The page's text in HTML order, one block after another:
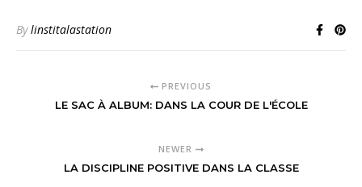
Bylinstitalastation
PREVIOUS
LE SAC À ALBUM: DANS LA COUR DE L'ÉCOLE
NEWER
LA DISCIPLINE POSITIVE DANS LA CLASSE